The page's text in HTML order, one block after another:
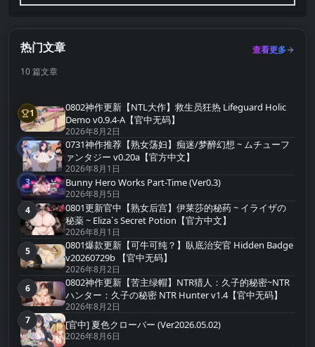
热门文章
查看更多
10 篇文章
第1名
1
0802神作更新【NTL大作】救生员狂热 Lifeguard Holic
Demo v0.9.4-A【官中无码】
2026年8月2日
第2名
2
0731神作推荐【熟女荡妇】痴迷/梦醉幻想 ~ ムチューフ
ァンタジー v0.20a【官方中文】
2026年8月1日
第3名
3 Bunny Hero Works Part-Time (Ver0.3)
2026年8月5日
第4名
4
0801更新官中【熟女后宫】伊莱莎的秘药 ~ イライザの
秘薬 ~ Eliza`s Secret Potion【官方中文】
2026年8月1日
第5名
5
0801爆款更新【可牛可纯？】臥底治安官 Hidden Badge
v20260729b 【官中无码】
2026年8月2日
第6名
6
0802神作更新【苦主绿帽】NTR猎人：久子的秘密~NTR
ハンター：久子の秘密 NTR Hunter v1.4【官中无码】
2026年8月2日
第7名
7 [官中] 夏色クローバー (Ver2026.05.02)
2026年8月6日